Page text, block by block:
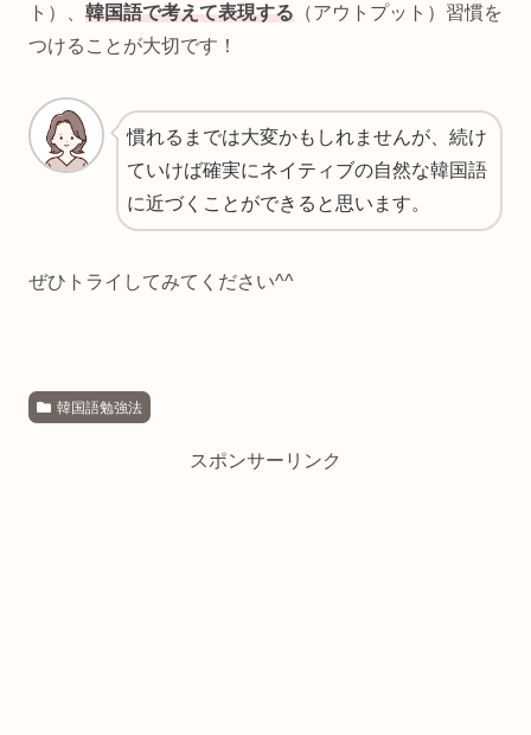
ト）、 韓国語で考えて表現する （アウトプット）習慣を
つけることが大切です！
慣れるまでは大変かもしれませんが、続け
ていけば確実にネイティブの自然な韓国語
に近づくことができると思います。
ぜひトライしてみてください^^
韓国語勉強法
スポンサーリンク